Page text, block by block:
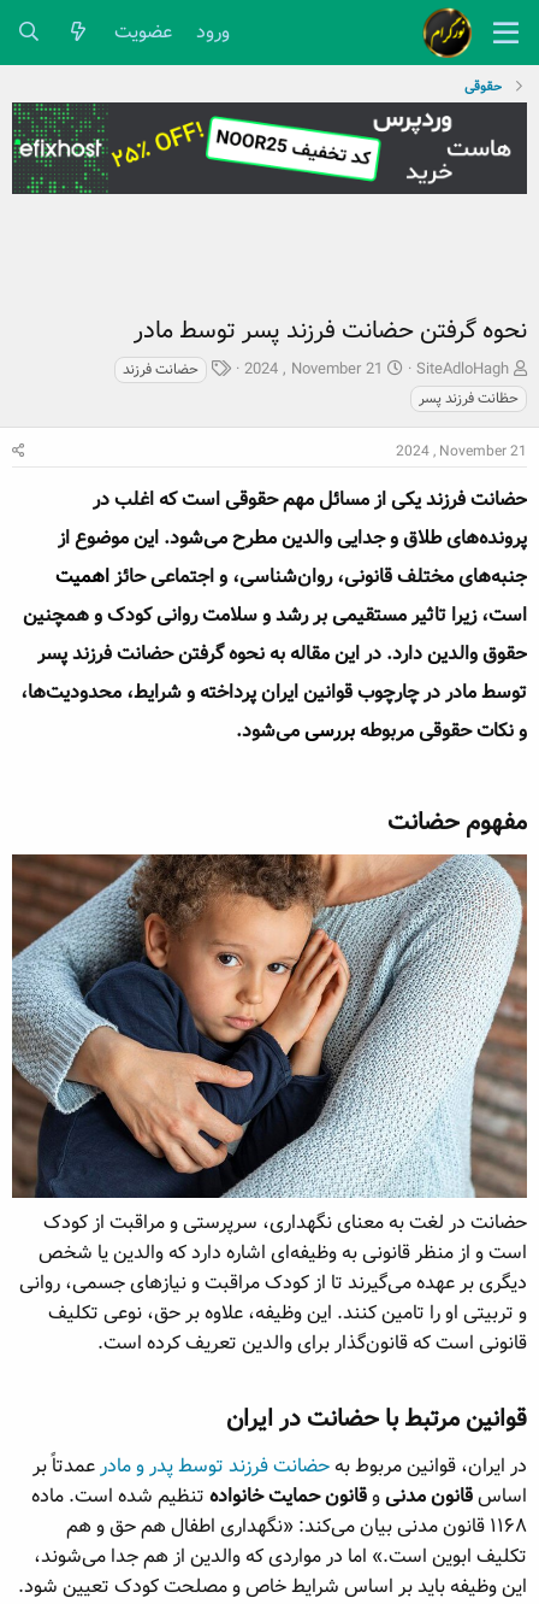
ورود عضویت
حقوقی
نحوه گرفتن حضانت فرزند پسر توسط مادر
ش
ر
و
ک
ن
ن
د
م
و
و
SiteAdloHagh
ت
ش
ر
و
2024 , November 21
ب
ا
حضانت فرزند
حظانت فرزند پسر
2024 , November 21
حضانت فرزند یکی از مسائل مهم حقوقی است که اغلب در
پرونده‌های طلاق و جدایی والدین مطرح می‌شود. این موضوع از
جنبه‌های مختلف قانونی، روان‌شناسی، و اجتماعی حائزاهمیت
است، زیرا تاثیر مستقیمی بر رشد و سلامت روانی کودک و همچنین
حقوق والدین دارد. در این مقاله به نحوه گرفتن حضانت فرزند پسر
توسط مادر در چارچوب قوانین ایران پرداخته و شرایط، محدودیت‌ها،
و نکات حقوقی مربوطه بررسیمی‌شود.
مفهوم حضانت​
حضانت در لغت به معنای نگهداری، سرپرستی و مراقبت از کودک
است و از منظر قانونی به وظیفه‌ای اشاره دارد که والدین یا شخص
دیگری بر عهده می‌گیرند تا از کودک مراقبت و نیازهای جسمی، روانی
و تربیتی او را تامین کنند. این وظیفه، علاوه بر حق، نوعی تکلیف
قانونی است که قانون‌گذار برای والدین تعریف کرده است.
قوانین مرتبط با حضانت در ایران​
در ایران، قوانین مربوط به حضانت فرزند توسط پدر و مادرعمدتاً بر
اساسقانون مدنیوقانون حمایت خانواده تنظیم شده است. ماده
۱۱۶۸ قانون مدنی بیان می‌کند: «نگهداری اطفال هم حق و هم
تکلیف ابوین است.» اما در مواردی که والدین از هم جدا می‌شوند،
این وظیفه باید بر اساس شرایط خاص و مصلحت کودک تعیین شود.